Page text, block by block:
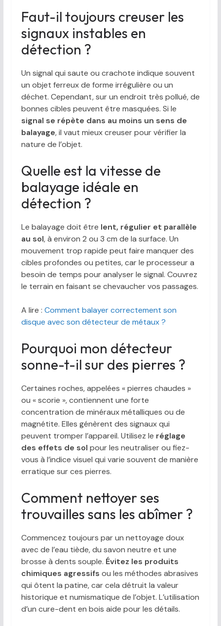
Faut-il toujours creuser les
signaux instables en
détection ?
Un signal qui saute ou crachote indique souvent
un objet ferreux de forme irrégulière ou un
déchet. Cependant, sur un endroit très pollué, de
bonnes cibles peuvent être masquées. Si le
signal se répète dans au moins un sens de
balayage, il vaut mieux creuser pour vérifier la
nature de l’objet.
Quelle est la vitesse de
balayage idéale en
détection ?
Le balayage doit être lent, régulier et parallèle
au sol, à environ 2 ou 3 cm de la surface. Un
mouvement trop rapide peut faire manquer des
cibles profondes ou petites, car le processeur a
besoin de temps pour analyser le signal. Couvrez
le terrain en faisant se chevaucher vos passages.
A lire : Comment balayer correctement son
disque avec son détecteur de métaux ?
Pourquoi mon détecteur
sonne-t-il sur des pierres ?
Certaines roches, appelées « pierres chaudes »
ou « scorie », contiennent une forte
concentration de minéraux métalliques ou de
magnétite. Elles génèrent des signaux qui
peuvent tromper l’appareil. Utilisez le réglage
des effets de sol pour les neutraliser ou fiez-
vous à l’indice visuel qui varie souvent de manière
erratique sur ces pierres.
Comment nettoyer ses
trouvailles sans les abîmer ?
Commencez toujours par un nettoyage doux
avec de l’eau tiède, du savon neutre et une
brosse à dents souple. Évitez les produits
chimiques agressifs ou les méthodes abrasives
qui ôtent la patine, car cela détruit la valeur
historique et numismatique de l’objet. L’utilisation
d’un cure-dent en bois aide pour les détails.